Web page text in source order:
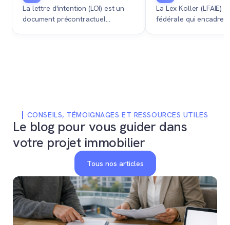
La lettre d'intention (LOI) est un
document précontractuel
La Lex Koller (LFAIE)
fédérale qui encadre
CONSEILS, TÉMOIGNAGES ET RESSOURCES UTILES
Le blog pour vous guider dans
votre projet immobilier
Tous nos articles